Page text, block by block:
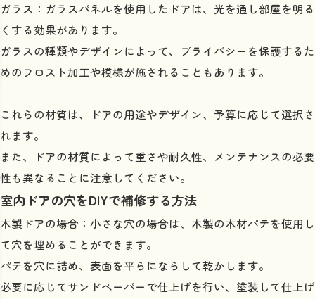
ガラス：ガラスパネルを使用したドアは、光を通し部屋を明る
くする効果があります。
ガラスの種類やデザインによって、プライバシーを保護するた
めのフロスト加工や模様が施されることもあります。
これらの材質は、ドアの用途やデザイン、予算に応じて選択さ
れます。
また、ドアの材質によって重さや耐久性、メンテナンスの必要
性も異なることに注意してください。
室内ドアの穴をDIYで補修する方法
木製ドアの場合：小さな穴の場合は、木製の木材パテを使用し
て穴を埋めることができます。
パテを穴に詰め、表面を平らにならして乾かします。
必要に応じてサンドペーパーで仕上げを行い、塗装して仕上げ